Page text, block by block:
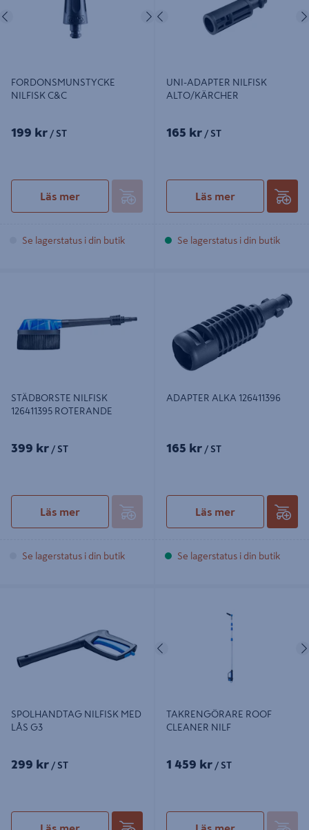
Föregående Nästa
FORDONSMUNSTYCKE
NILFISK C&C
199 kr / ST
Läs mer
Se lagerstatus i din butik
Föregående
UNI-ADAPTER NILFISK
ALTO/KÄRCHER
165 kr / ST
Läs mer
Se lagerstatus i din butik
STÄDBORSTE NILFISK
126411395 ROTERANDE
399 kr / ST
Läs mer
Se lagerstatus i din butik
ADAPTER ALKA 126411396
165 kr / ST
Läs mer
Se lagerstatus i din butik
SPOLHANDTAG NILFISK MED
LÅS G3
299 kr / ST
TAKRENGÖRARE ROOF
CLEANER NILF
1 459 kr / ST